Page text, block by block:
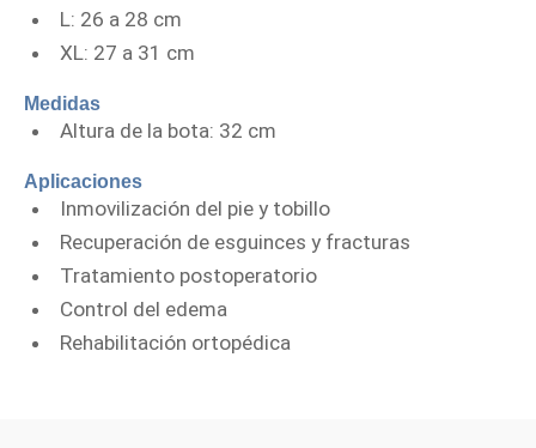
L: 26 a 28 cm
XL: 27 a 31 cm
Medidas
Altura de la bota: 32 cm
Aplicaciones
Inmovilización del pie y tobillo
Recuperación de esguinces y fracturas
Tratamiento postoperatorio
Control del edema
Rehabilitación ortopédica